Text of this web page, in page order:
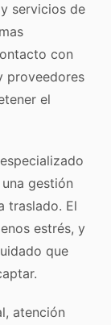
servicios de
con
proveedores
el
gestión
traslado. El
estrés, y
que
atención